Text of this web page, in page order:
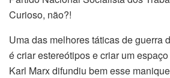
Curioso, não?!
Uma das melhores táticas de guerra
é criar estereótipos e criar um espaço
Karl Marx difundiu bem esse